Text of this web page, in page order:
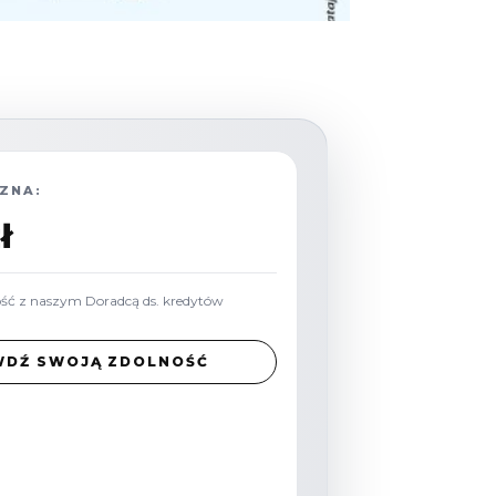
z naszym Doradcą ds. kredytów
SWOJĄ ZDOLNOŚĆ